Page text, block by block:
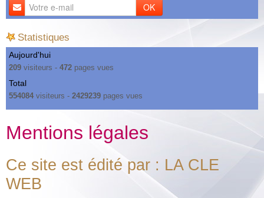
OK
Statistiques
Aujourd'hui
209 visiteurs - 472 pages vues
Total
554084 visiteurs - 2429239 pages vues
Mentions légales
Ce site est édité par : LA CLE
WEB